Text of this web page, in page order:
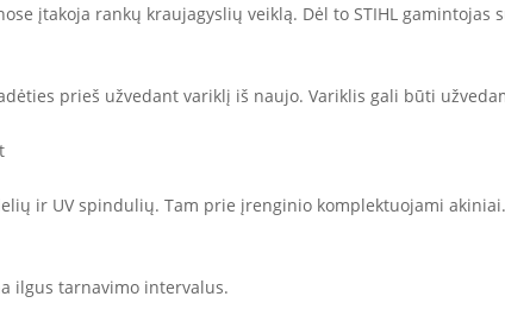
įtakoja rankų kraujagyslių veiklą. Dėl to STIHL
prieš užvedant variklį iš naujo. Variklis gali būti
ir UV spindulių. Tam prie įrenginio komplektuojami
ilgus tarnavimo intervalus.